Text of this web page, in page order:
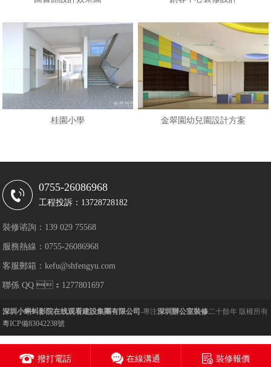
桂園小學 金翠園幼兒園設計方案
0755-26086968
工程投訴：13728728182
裝修谘詢：139 029 75568
服務熱線：0755-26086968
客服郵箱：kefu@shfengyu.com
聯係 QQ ：1277801697
深圳小蝌蚪影院在线观看建設集團有限公司-專注深圳辦公室裝修二十餘年 版權所有
粵ICP備83042238號
撥打電話 在線溝通 裝修報價